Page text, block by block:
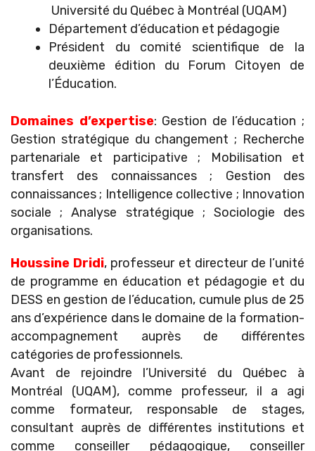
Université du Québec à Montréal (UQAM)
Département d’éducation et pédagogie
Président du comité scientifique de la
deuxième édition du Forum Citoyen de
l’Éducation.
Domaines d’expertise: Gestion de l’éducation ;
Gestion stratégique du changement ; Recherche
partenariale et participative ; Mobilisation et
transfert des connaissances ; Gestion des
connaissances ; Intelligence collective ; Innovation
sociale ; Analyse stratégique ; Sociologie des
organisations.
Houssine Dridi, professeur et directeur de l’unité
de programme en éducation et pédagogie et du
DESS en gestion de l’éducation, cumule plus de 25
ans d’expérience dans le domaine de la formation-
accompagnement auprès de différentes
catégories de professionnels.
Avant de rejoindre l’Université du Québec à
Montréal (UQAM), comme professeur, il a agi
comme formateur, responsable de stages,
consultant auprès de différentes institutions et
comme conseiller pédagogique, conseiller